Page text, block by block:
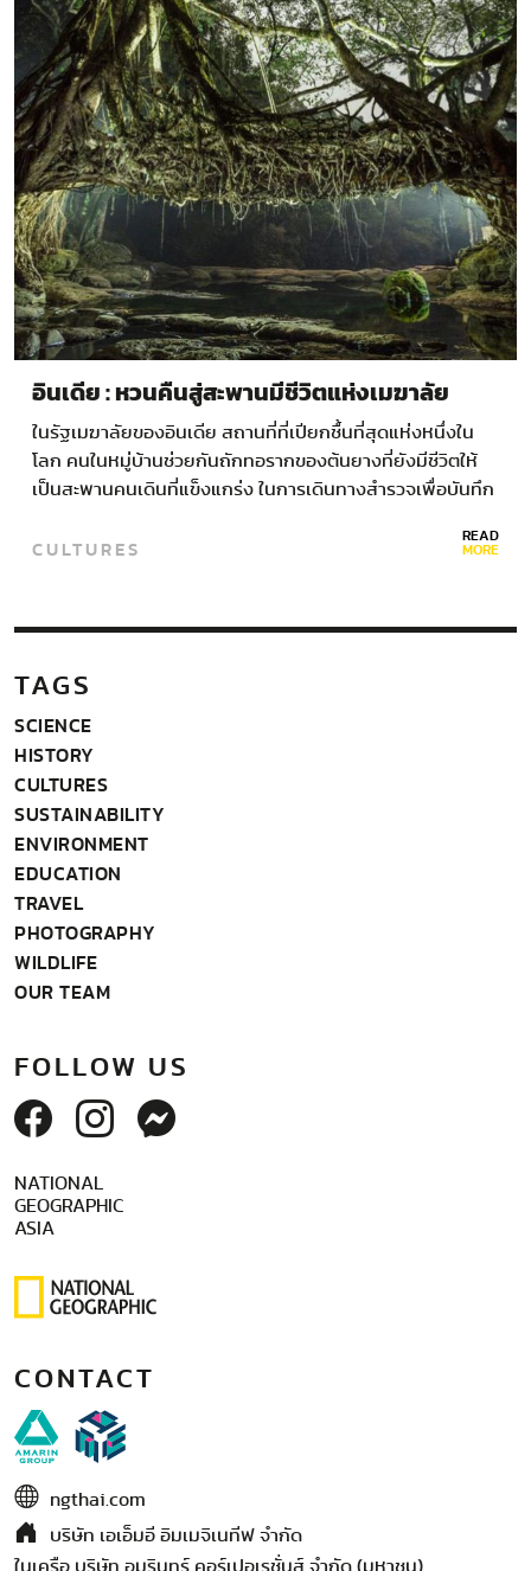
อินเดีย : หวนคืนสู่สะพานมีชีวิตแห่งเมฆาลัย
ในรัฐเมฆาลัยของอินเดีย สถานที่ที่เปียกชื้นที่สุดแห่งหนึ่งใน
โลก คนในหมู่บ้านช่วยกันถักทอรากของต้นยางที่ยังมีชีวิตให้
เป็นสะพานคนเดินที่แข็งแกร่ง ในการเดินทางสำรวจเพื่อบันทึก
รากไม้ราว…
CULTURES READ
MORE
TAGS
SCIENCE
HISTORY
CULTURES
SUSTAINABILITY
ENVIRONMENT
EDUCATION
TRAVEL
PHOTOGRAPHY
WILDLIFE
OUR TEAM
FOLLOW US
NATIONAL
GEOGRAPHIC
ASIA
CONTACT
ngthai.com
บริษัท เอเอ็มอี อิมเมจิเนทีฟ จำกัด
ในเครือ บริษัท อมรินทร์ คอร์เปอเรชั่นส์ จำกัด (มหาชน)